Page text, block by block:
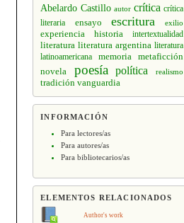
Abelardo Castillo autor crítica crítica
literaria
ensayo escritura exilio
experiencia historia intertextualidad
literatura literatura argentina literatura
latinoamericana
memoria
metaficción
novela
poesía política realismo
tradición vanguardia
INFORMACIÓN
Para lectores/as
Para autores/as
Para bibliotecarios/as
ELEMENTOS RELACIONADOS
Author's work